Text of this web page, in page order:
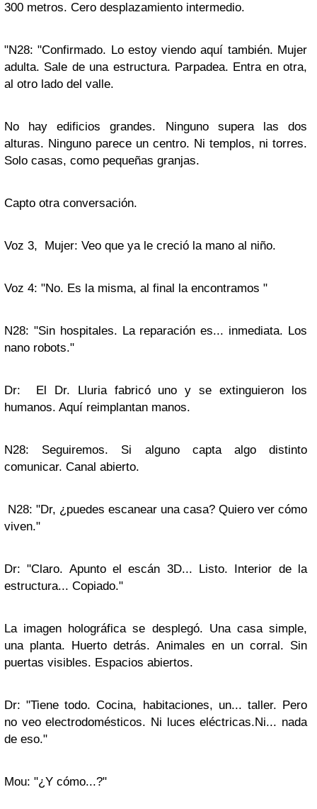
300 metros. Cero desplazamiento intermedio.
"N28: "Confirmado. Lo estoy viendo aquí también. Mujer
adulta. Sale de una estructura. Parpadea. Entra en otra,
al otro lado del valle.
No hay edificios grandes. Ninguno supera las dos
alturas. Ninguno parece un centro. Ni templos, ni torres.
Solo casas, como pequeñas granjas.
Capto otra conversación.
Voz 3, Mujer: Veo que ya le creció la mano al niño.
Voz 4: "No. Es la misma, al final la encontramos "
N28: "Sin hospitales. La reparación es... inmediata. Los
nano robots."
Dr: El Dr. Lluria fabricó uno y se extinguieron los
humanos. Aquí reimplantan manos.
N28: Seguiremos. Si alguno capta algo distinto
comunicar. Canal abierto.
N28: "Dr, ¿puedes escanear una casa? Quiero ver cómo
viven."
Dr: "Claro. Apunto el escán 3D... Listo. Interior de la
estructura... Copiado."
La imagen holográfica se desplegó. Una casa simple,
una planta. Huerto detrás. Animales en un corral. Sin
puertas visibles. Espacios abiertos.
Dr: "Tiene todo. Cocina, habitaciones, un... taller. Pero
no veo electrodomésticos. Ni luces eléctricas.Ni... nada
de eso."
Mou: "¿Y cómo...?"